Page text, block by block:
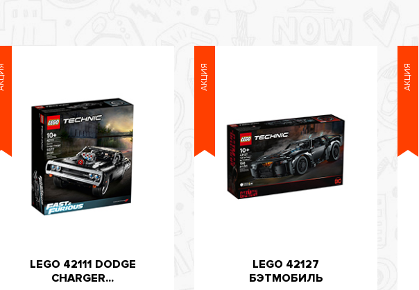
LEGO 42111 DODGE
CHARGER...
АКЦИЯ
LEGO 42127
БЭТМОБИЛЬ
АКЦИЯ